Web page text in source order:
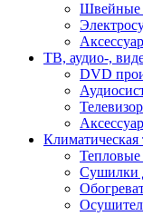
Швейные
ТВ, аудио-,
DVD
Климатическая
Тепловые
Сушилки